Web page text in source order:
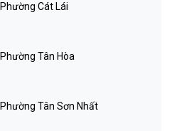
Cát Lái
Tân Hòa
Tân Sơn Nhất